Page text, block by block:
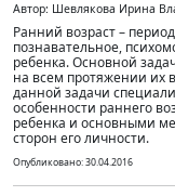
Автор: Шевлякова Ирина
Ранний возраст –
познавательное,
ребенка. Основной
на всем протяжении их
данной задачи
особенности раннего
ребенка и основными
сторон его личности.
Опубликовано: 30.04.2016